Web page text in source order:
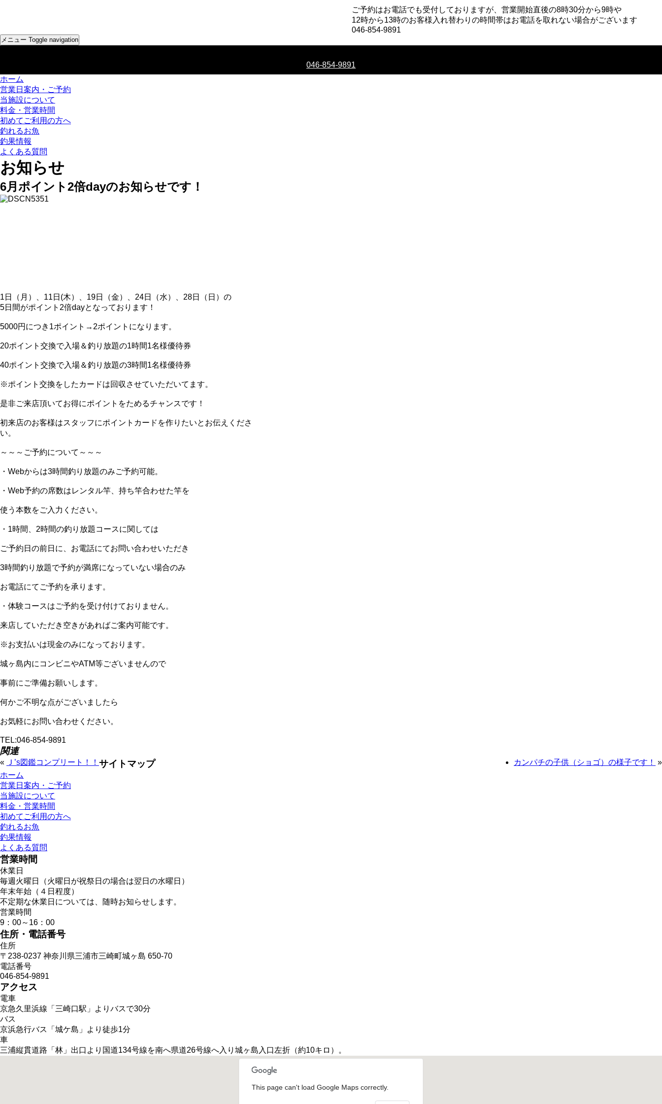
ご予約はお電話でも受付しておりますが、営業開始直後の8時30分から9時や
12時から13時のお客様入れ替わりの時間帯はお電話を取れない場合がございます
046-854-9891
メニュー Toggle navigation
046-854-9891
ホーム
営業日案内・ご予約
当施設について
料金・営業時間
初めてご利用の方へ
釣れるお魚
釣果情報
よくある質問
お知らせ
6月ポイント2倍dayのお知らせです！
1日（月）、11日(木）、19日（金）、24日（水）、28日（日）の
5日間がポイント2倍dayとなっております！
5000円につき1ポイント→2ポイントになります。
20ポイント交換で入場＆釣り放題の1時間1名様優待券
40ポイント交換で入場＆釣り放題の3時間1名様優待券
※ポイント交換をしたカードは回収させていただいてます。
是非ご来店頂いてお得にポイントをためるチャンスです！
初来店のお客様はスタッフにポイントカードを作りたいとお伝えくださ
い。
～～～ご予約について～～～
・Webからは3時間釣り放題のみご予約可能。
・Web予約の席数はレンタル竿、持ち竿合わせた竿を
使う本数をご入力ください。
・1時間、2時間の釣り放題コースに関しては
ご予約日の前日に、お電話にてお問い合わせいただき
3時間釣り放題で予約が満席になっていない場合のみ
お電話にてご予約を承ります。
・体験コースはご予約を受け付けておりません。
来店していただき空きがあればご案内可能です。
※お支払いは現金のみになっております。
城ヶ島内にコンビニやATM等ございませんので
事前にご準備お願いします。
何かご不明な点がございましたら
お気軽にお問い合わせください。
TEL:046-854-9891
関連
« Ｊ’s図鑑コンプリート！！ カンパチの子供（ショゴ）の様子です！ »
サイトマップ
ホーム
営業日案内・ご予約
当施設について
料金・営業時間
初めてご利用の方へ
釣れるお魚
釣果情報
よくある質問
営業時間
休業日
毎週火曜日（火曜日が祝祭日の場合は翌日の水曜日）
年末年始（４日程度）
不定期な休業日については、随時お知らせします。
営業時間
9：00～16：00
住所・電話番号
住所
〒238-0237 神奈川県三浦市三崎町城ヶ島 650-70
電話番号
046-854-9891
アクセス
電車
京急久里浜線「三崎口駅」よりバスで30分
バス
京浜急行バス「城ケ島」より徒歩1分
車
三浦縦貫道路「林」出口より国道134号線を南へ県道26号線へ入り城ヶ島入口左折（約10キロ）。
This page can't load Google Maps correctly.